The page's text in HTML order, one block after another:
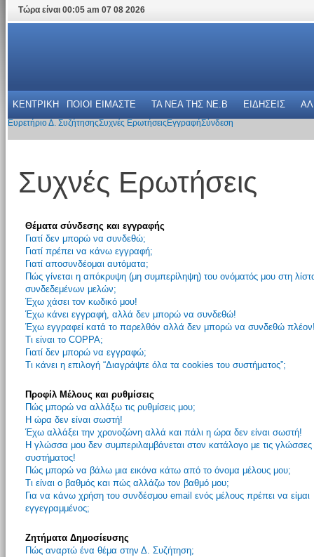
Τώρα είναι 00:05 am 07 08 2026
ΚΕΝΤΡΙΚΗ ΠΟΙΟΙ ΕΙΜΑΣΤΕ ΤΑ ΝΕΑ THΣ NE.B ΕΙΔΗΣΕΙΣ
Ευρετήριο Δ. ΣυζήτησηςΣυχνές Ερωτήσεις ΕγγραφήΣύνδεση
Συχνές Ερωτήσεις
Θέματα σύνδεσης και εγγραφής
Γιατί δεν μπορώ να συνδεθώ;
Γιατί πρέπει να κάνω εγγραφή;
Γιατί αποσυνδέομαι αυτόματα;
Πώς γίνεται η απόκρυψη (μη συμπερίληψη) του ονόματός μου στη
συνδεδεμένων μελών;
Έχω χάσει τον κωδικό μου!
Έχω κάνει εγγραφή, αλλά δεν μπορώ να συνδεθώ!
Έχω εγγραφεί κατά το παρελθόν αλλά δεν μπορώ να συνδεθώ
Τι είναι το COPPA;
Γιατί δεν μπορώ να εγγραφώ;
Τι κάνει η επιλογή “Διαγράψτε όλα τα cookies του συστήματος”;
Προφίλ Μέλους και ρυθμίσεις
Πώς μπορώ να αλλάξω τις ρυθμίσεις μου;
Η ώρα δεν είναι σωστή!
Έχω αλλάξει την χρονοζώνη αλλά και πάλι η ώρα δεν είναι σωστή!
Η γλώσσα μου δεν συμπεριλαμβάνεται στον κατάλογο με τις γλώσσες
συστήματος!
Πώς μπορώ να βάλω μια εικόνα κάτω από το όνομα μέλους μου;
Τι είναι ο βαθμός και πώς αλλάζω τον βαθμό μου;
Για να κάνω χρήση του συνδέσμου email ενός μέλους πρέπει να είμαι
εγγεγραμμένος;
Ζητήματα Δημοσίευσης
Πώς αναρτώ ένα θέμα στην Δ. Συζήτηση;